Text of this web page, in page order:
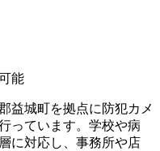
能
益城町を拠点に防犯カメ
っています。学校や病
に対応し、事務所や店